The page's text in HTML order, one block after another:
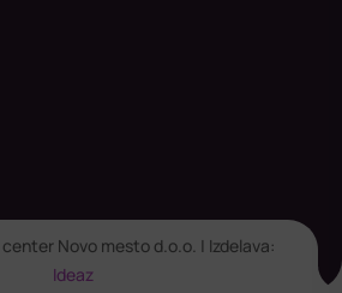
Novo mesto d.o.o. | Izdelava:
Ideaz